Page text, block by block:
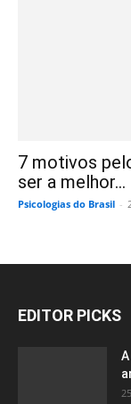
7 motivos
ser a melhor...
Psicologias do Brasil -
EDITOR PICKS